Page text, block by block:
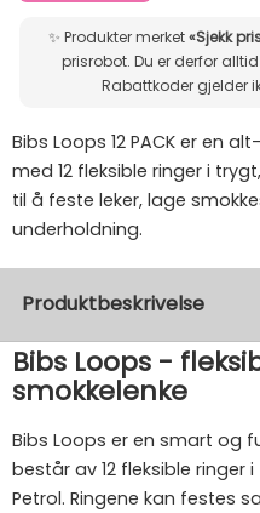
✨ Produkter merket«Sjekk
prisrobot. Du er derfor alltid sikret markedets beste pris.
Rabattkoder gjelder
Bibs Loops 12 PACK er en
med 12 fleksible ringer i
til å feste leker, lage
underholdning.
Produktbeskrivelse
Bibs Loops -
smokkelenke
Bibs Loops er en smart og
består av 12 fleksible ringer
Petrol. Ringene kan festes